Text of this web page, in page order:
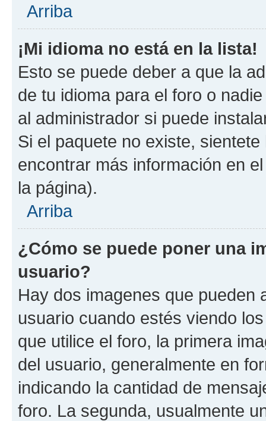
Arriba
¡Mi idioma no está en la lista!
Esto se puede deber a que la
de tu idioma para el foro o
al administrador si puede
Si el paquete no existe,
encontrar más información en
la página).
Arriba
¿Cómo se puede poner una
usuario?
Hay dos imagenes que pueden
usuario cuando estés viendo
que utilice el foro, la primera
del usuario, generalmente en
indicando la cantidad de
foro. La segunda, usualmente